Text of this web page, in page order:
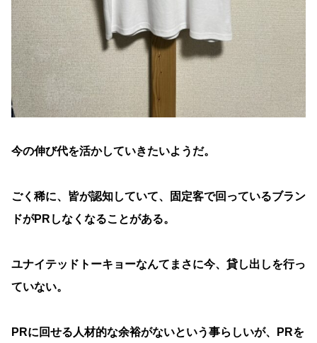
今の伸び代を活かしていきたいようだ。
ごく稀に、皆が認知していて、固定客で回っているブラン
ドがPRしなくなることがある。
ユナイテッドトーキョーなんてまさに今、貸し出しを行っ
ていない。
PRに回せる人材的な余裕がないという事らしいが、PRを